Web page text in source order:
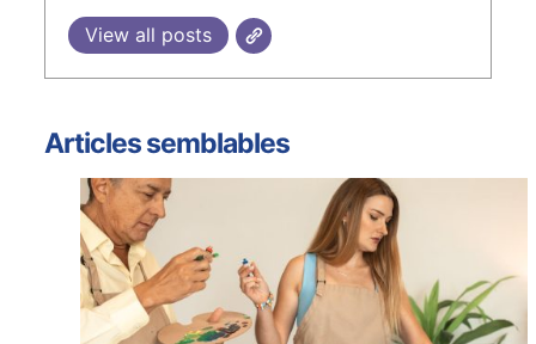
View all posts
Articles semblables